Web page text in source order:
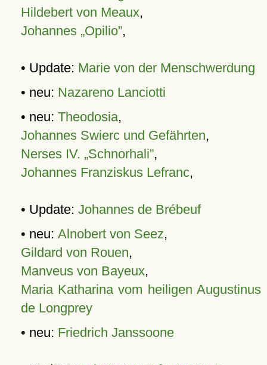
Hildebert von Meaux,
Johannes „Opilio”,
• Update: Marie von der Menschwerdung
• neu: Nazareno Lanciotti
• neu: Theodosia,
Johannes Swierc und Gefährten,
Nerses IV. „Schnorhali”,
Johannes Franziskus Lefranc,
• Update: Johannes de Brébeuf
• neu: Alnobert von Seez,
Gildard von Rouen,
Manveus von Bayeux,
Maria Katharina vom heiligen Augustinus
de Longprey
• neu: Friedrich Janssoone